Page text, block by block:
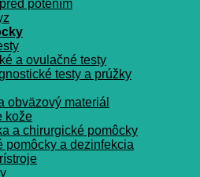
potením
a ovulačné testy
testy a prúžky
obväzový materiál
kože
a chirurgické pomôcky
pomôcky a dezinfekcia